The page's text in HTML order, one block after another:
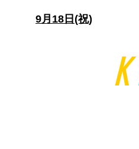
K
9月18日(祝)